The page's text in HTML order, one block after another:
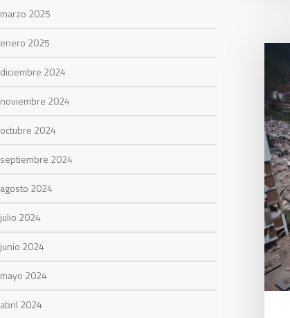
marzo 2025
enero 2025
diciembre 2024
noviembre 2024
octubre 2024
septiembre 2024
agosto 2024
julio 2024
junio 2024
mayo 2024
abril 2024